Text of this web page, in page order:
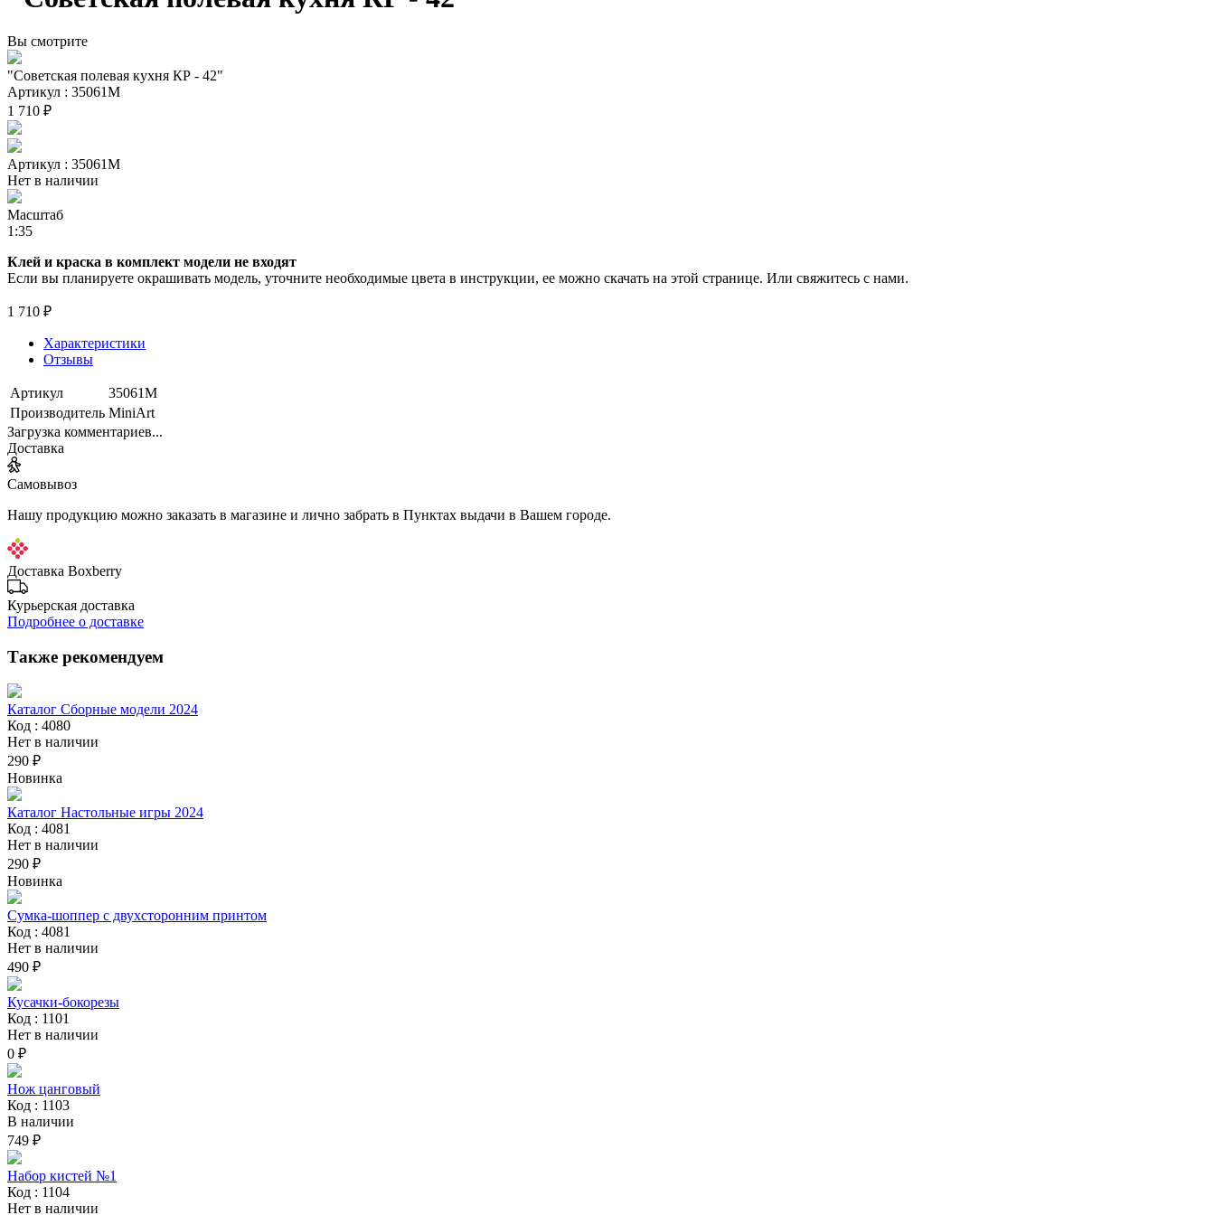
Вы смотрите
"Советская полевая кухня КР - 42"
Артикул : 35061М
1 710 ₽
Артикул : 35061М
Нет в наличии
Масштаб
1:35
Клей и краска в комплект модели не входят
Если вы планируете окрашивать модель, уточните необходимые цвета в инструкции, ее можно скачать на этой странице. Или свяжитесь с нами.
1 710 ₽
Характеристики
Отзывы
Артикул
35061М
Производитель MiniArt
Загрузка комментариев...
Доставка
Самовывоз
Нашу продукцию можно заказать в магазине и лично забрать в Пунктах выдачи в Вашем городе.
Доставка Boxberry
Курьерская доставка
Подробнее о доставке
Также рекомендуем
Каталог Сборные модели 2024
Код : 4080
Нет в наличии
290 ₽
Новинка
Каталог Настольные игры 2024
Код : 4081
Нет в наличии
290 ₽
Новинка
Сумка-шоппер с двухсторонним принтом
Код : 4081
Нет в наличии
490 ₽
Кусачки-бокорезы
Код : 1101
Нет в наличии
0 ₽
Нож цанговый
Код : 1103
В наличии
749 ₽
Набор кистей №1
Код : 1104
Нет в наличии